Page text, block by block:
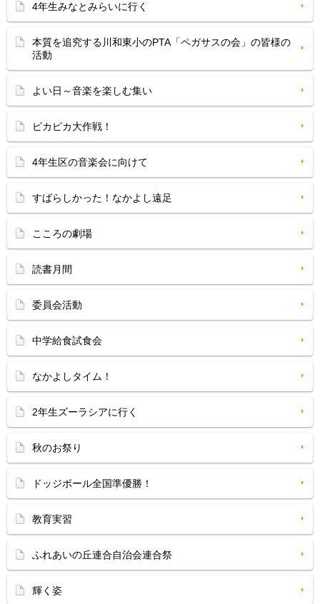
4年生みなとみらいに行く
本質を追究する川和東小のPTA「ペガサスの会」の皆様の
活動
よい日～音楽を楽しむ集い
ピカピカ大作戦！
4年生区の音楽会に向けて
すばらしかった！なかよし遠足
こころの劇場
読書月間
委員会活動
中学給食試食会
なかよしタイム！
2年生ズーラシアに行く
秋のお祭り
ドッジボール全国準優勝！
教育実習
ふれあいの丘連合自治会連合祭
輝く姿